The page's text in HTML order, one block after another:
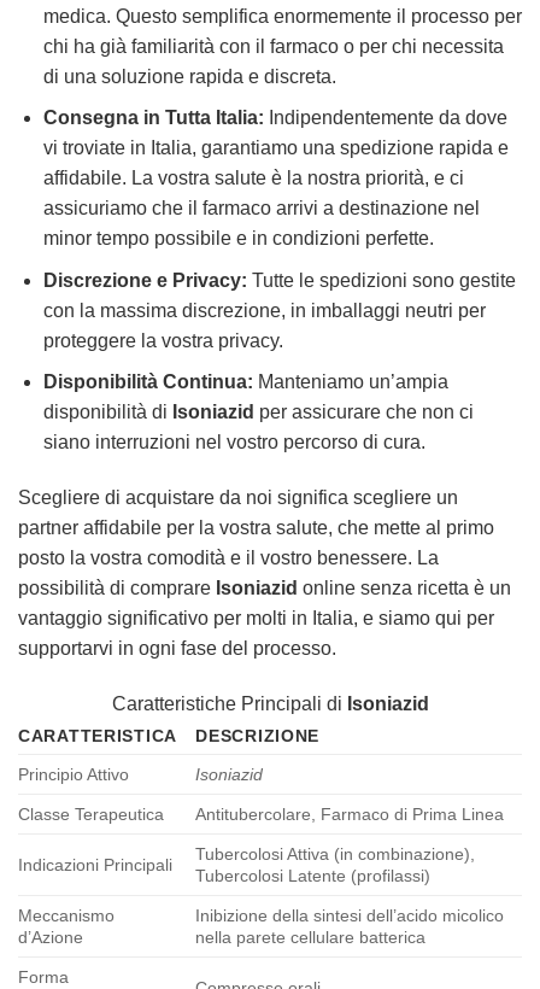
medica. Questo semplifica enormemente il processo per
chi ha già familiarità con il farmaco o per chi necessita
di una soluzione rapida e discreta.
Consegna in Tutta Italia: Indipendentemente da dove
vi troviate in Italia, garantiamo una spedizione rapida e
affidabile. La vostra salute è la nostra priorità, e ci
assicuriamo che il farmaco arrivi a destinazione nel
minor tempo possibile e in condizioni perfette.
Discrezione e Privacy: Tutte le spedizioni sono gestite
con la massima discrezione, in imballaggi neutri per
proteggere la vostra privacy.
Disponibilità Continua: Manteniamo un’ampia
disponibilità di Isoniazid per assicurare che non ci
siano interruzioni nel vostro percorso di cura.
Scegliere di acquistare da noi significa scegliere un
partner affidabile per la vostra salute, che mette al primo
posto la vostra comodità e il vostro benessere. La
possibilità di comprare Isoniazid online senza ricetta è un
vantaggio significativo per molti in Italia, e siamo qui per
supportarvi in ogni fase del processo.
Caratteristiche Principali di Isoniazid
CARATTERISTICA
DESCRIZIONE
Principio Attivo
Isoniazid
Classe Terapeutica Antitubercolare, Farmaco di Prima Linea
Indicazioni Principali
Tubercolosi Attiva (in combinazione),
Tubercolosi Latente (profilassi)
Meccanismo
d’Azione
Inibizione della sintesi dell’acido micolico
nella parete cellulare batterica
Forma